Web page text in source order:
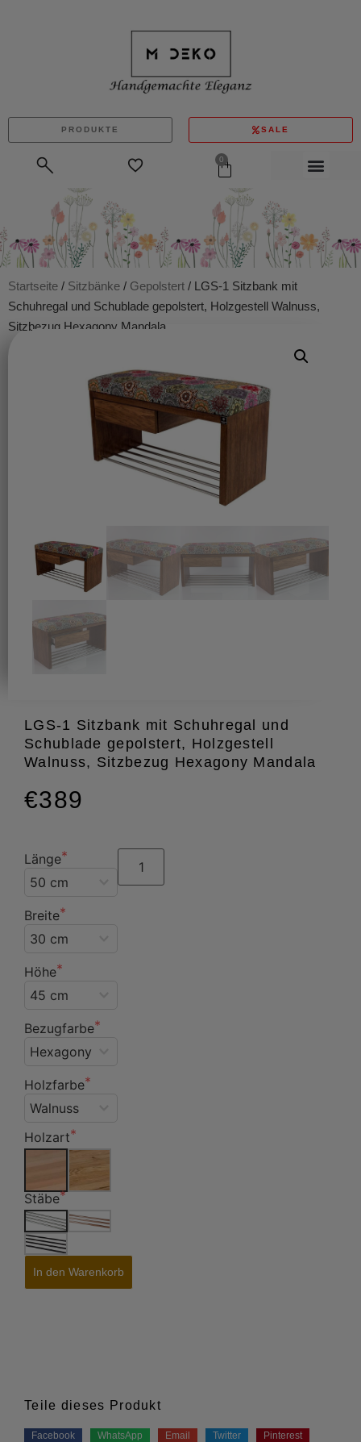
PRODUKTE SALE
0
Startseite / Sitzbänke / Gepolstert / LGS-1 Sitzbank mit
Schuhregal und Schublade gepolstert, Holzgestell Walnuss,
Sitzbezug Hexagony Mandala
LGS-1 Sitzbank mit Schuhregal und
Schublade gepolstert, Holzgestell
Walnuss, Sitzbezug Hexagony Mandala
€389
Länge
Breite
Höhe
Bezugfarbe
Holzfarbe
Holzart
Stäbe
In den Warenkorb
Teile dieses Produkt
Facebook WhatsApp Email Twitter Pinterest